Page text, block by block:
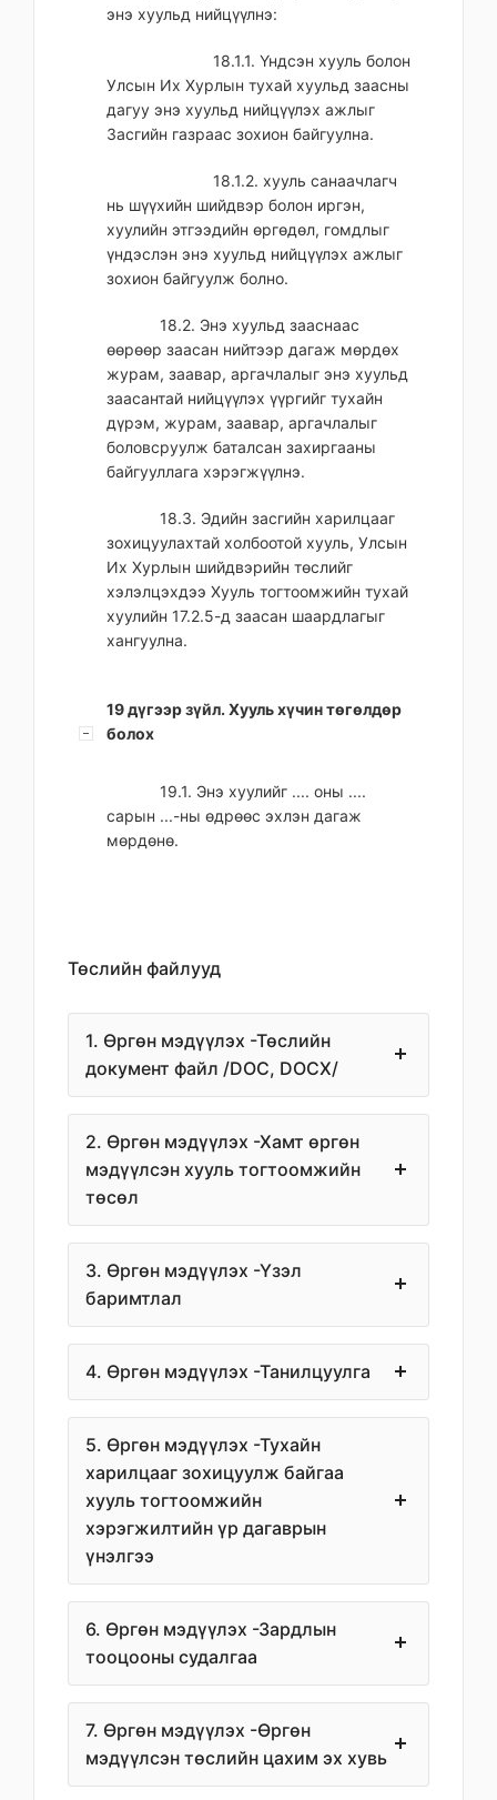
энэ хуульд нийцүүлнэ:
18.1.1. Үндсэн хууль болон
Улсын Их Хурлын тухай хуульд заасны
дагуу энэ хуульд нийцүүлэх ажлыг
Засгийн газраас зохион байгуулна.
18.1.2. хууль санаачлагч
нь шүүхийн шийдвэр болон иргэн,
хуулийн этгээдийн өргөдөл, гомдлыг
үндэслэн энэ хуульд нийцүүлэх ажлыг
зохион байгуулж болно.
18.2. Энэ хуульд зааснаас
өөрөөр заасан нийтээр дагаж мөрдөх
журам, заавар, аргачлалыг энэ хуульд
заасантай нийцүүлэх үүргийг тухайн
дүрэм, журам, заавар, аргачлалыг
боловсруулж баталсан захиргааны
байгууллага хэрэгжүүлнэ.
18.3. Эдийн засгийн харилцааг
зохицуулахтай холбоотой хууль, Улсын
Их Хурлын шийдвэрийн төслийг
хэлэлцэхдээ Хууль тогтоомжийн тухай
хуулийн 17.2.5-д заасан шаардлагыг
хангуулна.
19 дүгээр зүйл. Хууль хүчин төгөлдөр
болох
19.1. Энэ хуулийг .... оны ....
сарын ...-ны өдрөөс эхлэн дагаж
мөрдөнө.
Төслийн файлууд
1. Өргөн мэдүүлэх -Төслийн
документ файл /DOC, DOCX/
2. Өргөн мэдүүлэх -Хамт өргөн
мэдүүлсэн хууль тогтоомжийн
төсөл
3. Өргөн мэдүүлэх -Үзэл
баримтлал
4. Өргөн мэдүүлэх -Танилцуулга
5. Өргөн мэдүүлэх -Тухайн
харилцааг зохицуулж байгаа
хууль тогтоомжийн
хэрэгжилтийн үр дагаврын
үнэлгээ
6. Өргөн мэдүүлэх -Зардлын
тооцооны судалгаа
7. Өргөн мэдүүлэх -Өргөн
мэдүүлсэн төслийн цахим эх хувь